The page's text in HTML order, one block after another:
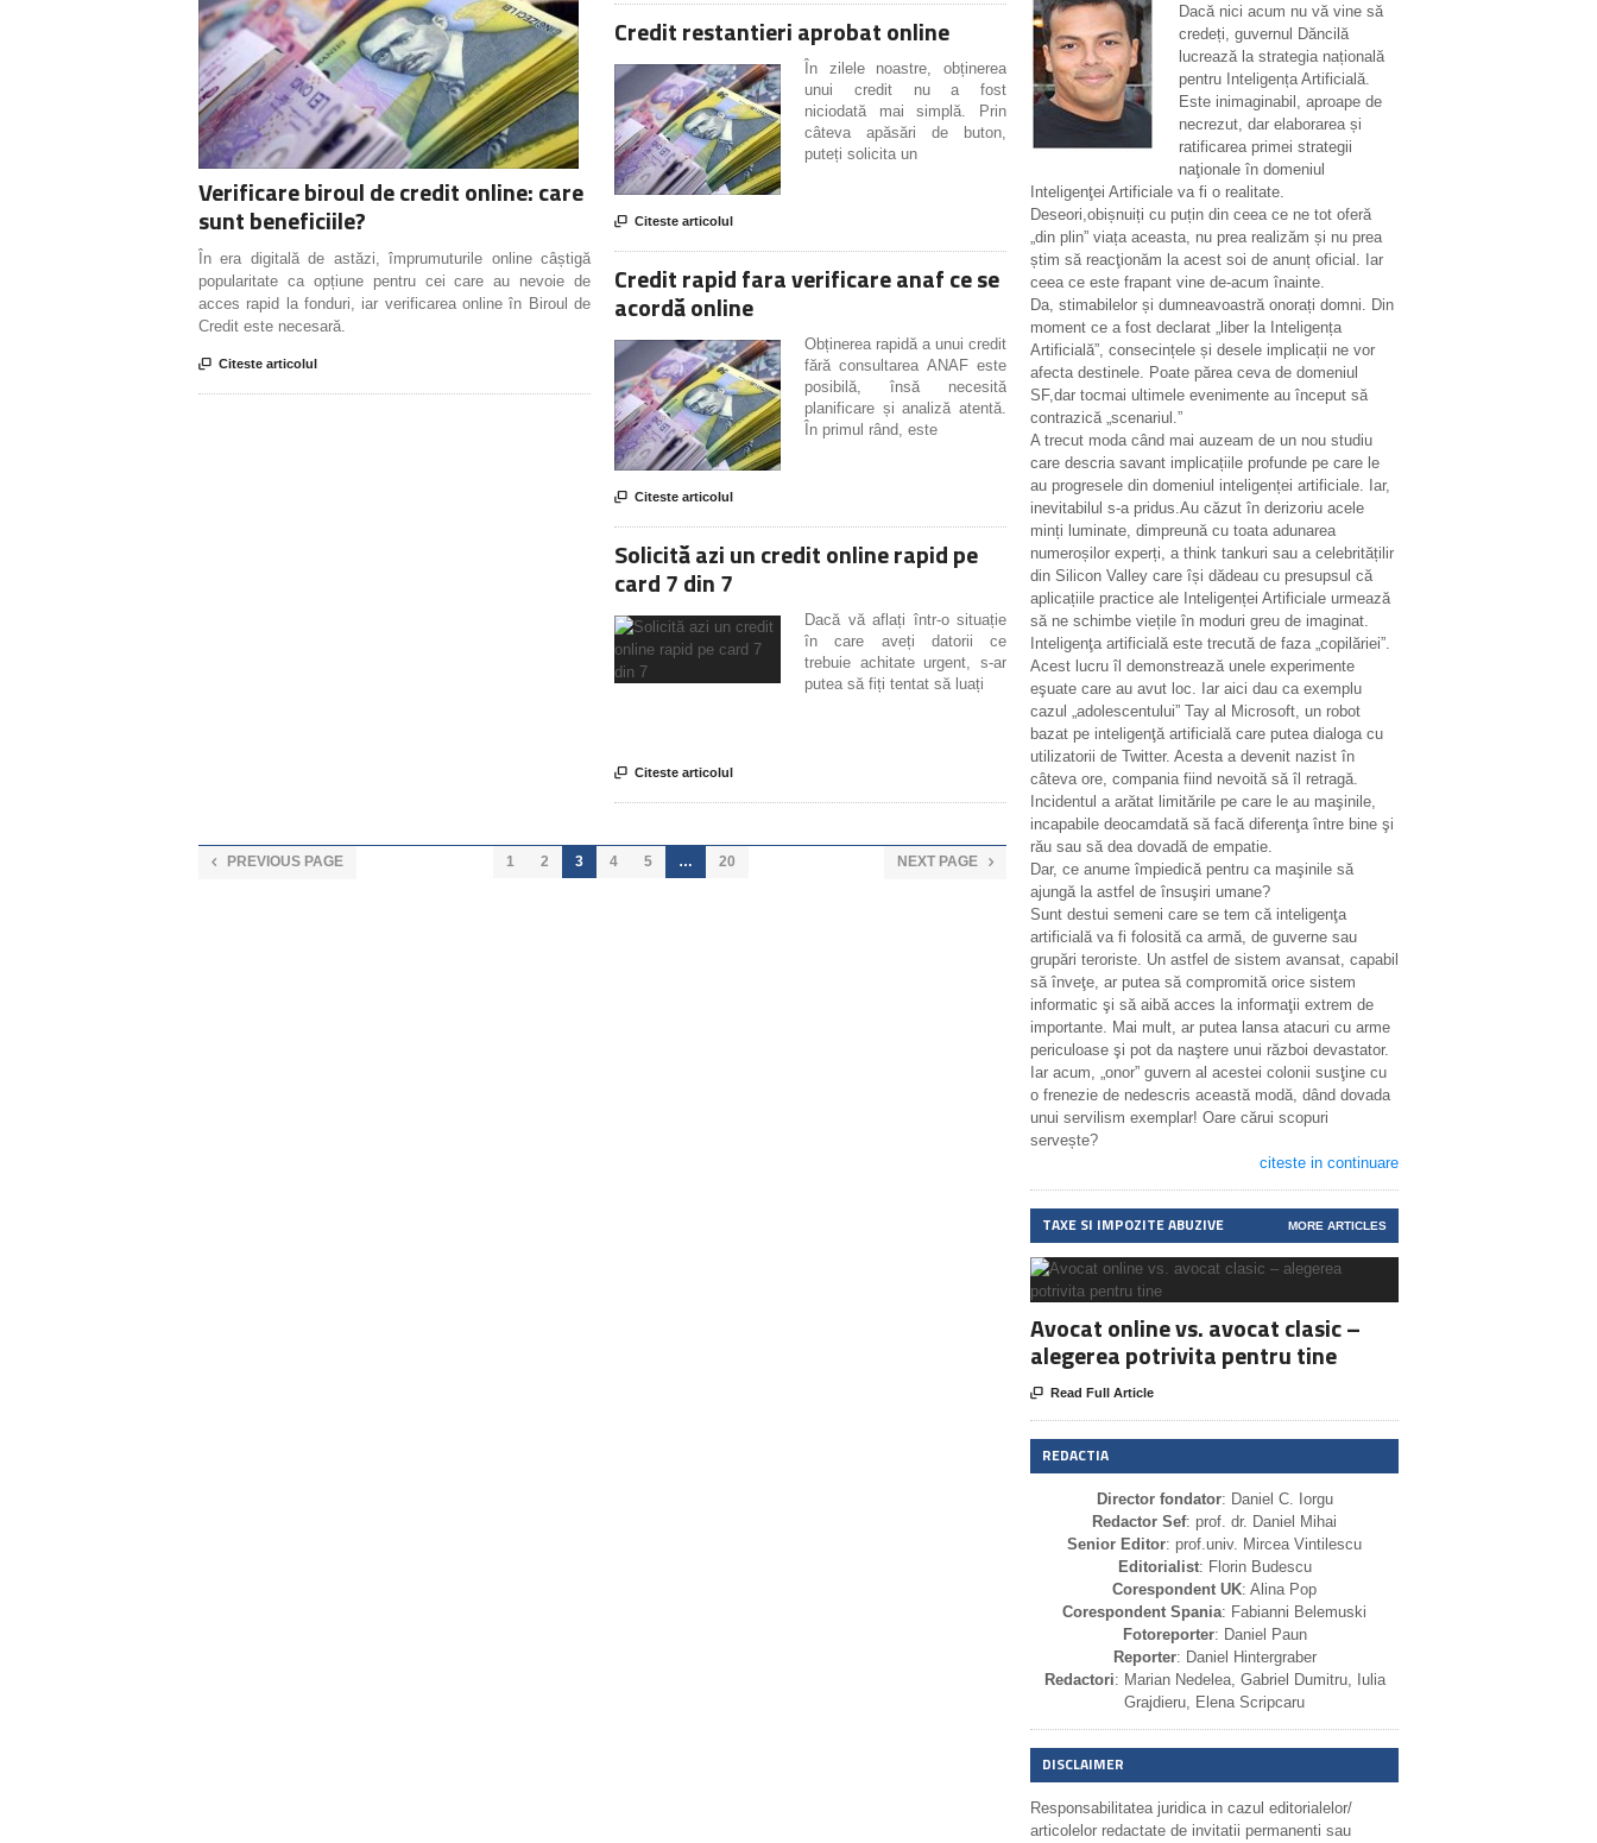
Verificare biroul de credit online: care
sunt beneficiile?
În era digitală de astăzi, împrumuturile online câștigă
popularitate ca opțiune pentru cei care au nevoie de
acces rapid la fonduri, iar verificarea online în Biroul de
Credit este necesară.
 Citeste articolul
Credit restantieri aprobat online
În zilele noastre, obținerea
unui credit nu a fost
niciodată mai simplă. Prin
câteva apăsări de buton,
puteți solicita un
 Citeste articolul
Credit rapid fara verificare anaf ce se
acordă online
Obținerea rapidă a unui credit
fără consultarea ANAF este
posibilă, însă necesită
planificare și analiză atentă.
În primul rând, este
 Citeste articolul
Solicită azi un credit online rapid pe
card 7 din 7
Dacă vă aflați într-o situație
în care aveți datorii ce
trebuie achitate urgent, s-ar
putea să fiți tentat să luați
 Citeste articolul
 PREVIOUS PAGE 1 2 3 4 5 … 20 NEXT PAGE 
Dacă nici acum nu vă vine să
credeți, guvernul Dăncilă
lucrează la strategia națională
pentru Inteligența Artificială.
Este inimaginabil, aproape de
necrezut, dar elaborarea și
ratificarea primei strategii
naţionale în domeniul
Inteligenţei Artificiale va fi o realitate.
Deseori,obișnuiți cu puțin din ceea ce ne tot oferă
„din plin” viața aceasta, nu prea realizăm și nu prea
știm să reacţionăm la acest soi de anunț oficial. Iar
ceea ce este frapant vine de-acum înainte.
Da, stimabilelor și dumneavoastră onorați domni. Din
moment ce a fost declarat „liber la Inteligența
Artificială”, consecințele și desele implicații ne vor
afecta destinele. Poate părea ceva de domeniul
SF,dar tocmai ultimele evenimente au început să
contrazică „scenariul.”
A trecut moda când mai auzeam de un nou studiu
care descria savant implicațiile profunde pe care le
au progresele din domeniul inteligenței artificiale. Iar,
inevitabilul s-a pridus.Au căzut în derizoriu acele
minți luminate, dimpreună cu toata adunarea
numeroșilor experți, a think tankuri sau a celebritățilir
din Silicon Valley care își dădeau cu presupsul că
aplicațiile practice ale Inteligenței Artificiale urmează
să ne schimbe viețile în moduri greu de imaginat.
Inteligenţa artificială este trecută de faza „copilăriei”.
Acest lucru îl demonstrează unele experimente
eşuate care au avut loc. Iar aici dau ca exemplu
cazul „adolescentului” Tay al Microsoft, un robot
bazat pe inteligenţă artificială care putea dialoga cu
utilizatorii de Twitter. Acesta a devenit nazist în
câteva ore, compania fiind nevoită să îl retragă.
Incidentul a arătat limitările pe care le au maşinile,
incapabile deocamdată să facă diferenţa între bine şi
rău sau să dea dovadă de empatie.
Dar, ce anume împiedică pentru ca maşinile să
ajungă la astfel de însuşiri umane?
Sunt destui semeni care se tem că inteligenţa
artificială va fi folosită ca armă, de guverne sau
grupări teroriste. Un astfel de sistem avansat, capabil
să înveţe, ar putea să compromită orice sistem
informatic şi să aibă acces la informaţii extrem de
importante. Mai mult, ar putea lansa atacuri cu arme
periculoase şi pot da naştere unui război devastator.
Iar acum, „onor” guvern al acestei colonii susţine cu
o frenezie de nedescris această modă, dând dovada
unui servilism exemplar! Oare cărui scopuri
servește?
citeste in continuare
TAXE SI IMPOZITE ABUZIVE MORE ARTICLES
Avocat online vs. avocat clasic –
alegerea potrivita pentru tine
 Read Full Article
REDACTIA
Director fondator: Daniel C. Iorgu
Redactor Sef: prof. dr. Daniel Mihai
Senior Editor: prof.univ. Mircea Vintilescu
Editorialist: Florin Budescu
Corespondent UK: Alina Pop
Corespondent Spania: Fabianni Belemuski
Fotoreporter: Daniel Paun
Reporter: Daniel Hintergraber
Redactori: Marian Nedelea, Gabriel Dumitru, Iulia
Grajdieru, Elena Scripcaru
DISCLAIMER
Responsabilitatea juridica in cazul editorialelor/
articolelor redactate de invitatii permanenti sau